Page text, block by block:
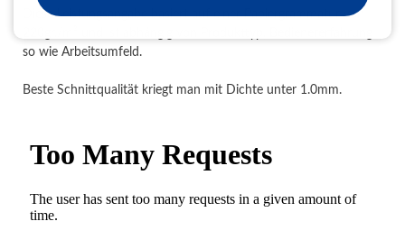
Diese Leistungsangabe basiert auf einer Papiergrammatur von
so wie Arbeitsumfeld.
Beste Schnittqualität kriegt man mit Dichte unter 1.0mm.